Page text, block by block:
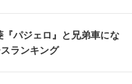
パジェロ』と兄弟車にな
ランキング